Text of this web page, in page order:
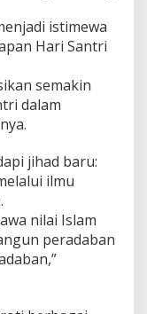
istimewa
Hari Santri
semakin
dalam
jihad baru:
ilmu
nilai Islam
peradaban